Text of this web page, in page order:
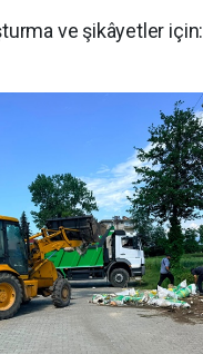
ve şikâyetler için: